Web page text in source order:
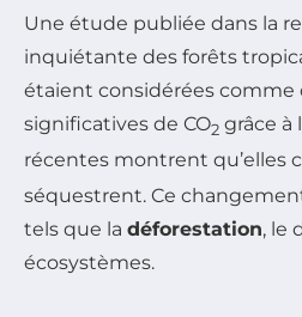
Une étude publiée dans la
inquiétante des forêts
étaient considérées comme
significatives de CO2 grâce à
récentes montrent qu’elles
séquestrent. Ce
tels que la déforestation, le
écosystèmes.